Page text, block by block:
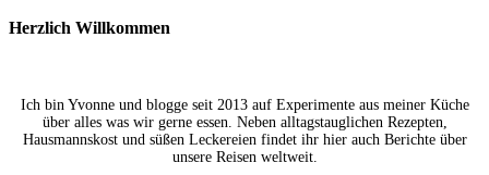
Herzlich Willkommen
Ich bin Yvonne und blogge seit 2013 auf Experimente aus meiner Küche
über alles was wir gerne essen. Neben alltagstauglichen Rezepten,
Hausmannskost und süßen Leckereien findet ihr hier auch Berichte über
unsere Reisen weltweit.